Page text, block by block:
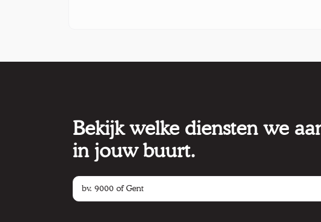
Bekijk welke diensten we
in jouw buurt.